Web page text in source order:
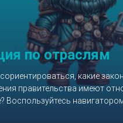
по отраслям
какие
правительства имеют
Воспользуйтесь